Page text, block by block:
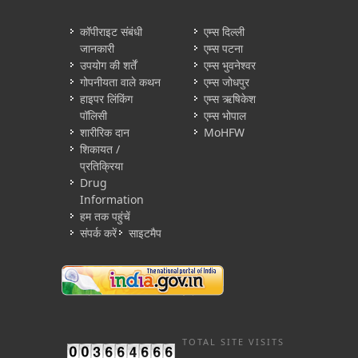
कॉपीराइट संबंधी
जानकारी
उपयोग की शर्तें
गोपनीयता वाले कथन
हाइपर लिंकिंग
पॉलिसी
शारीरिक दान
शिकायत /
प्रतिक्रिया
Drug
Information
हम तक पहुंचें
संपर्क करें
साइटमैप
एम्स दिल्ली
एम्स पटना
एम्स भुवनेश्वर
एम्स जोधपुर
एम्स ऋषिकेश
एम्स भोपाल
MoHFW
TOTAL SITE VISITS